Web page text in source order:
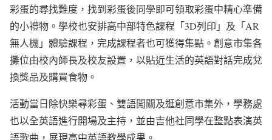
彩蛋的尋找難度，找到彩蛋後同學即可領取彩蛋中精心準備
的小禮物。學校也安排高中部特色課程「3D列印」及「AR
無人機」體驗課程，完成課程者也可獲得集點。創意市集各
攤位由校內師長及校友設置，以貼近生活的英語對話完成兌
換獎品及購買食物。
活動當日除快樂尋彩蛋、雙語闖關及逛創意市集外，學務處
也以全英語進行開場及主持，並由吉他社同學在整點表演英
語歌曲，展現高中英語教學成果。